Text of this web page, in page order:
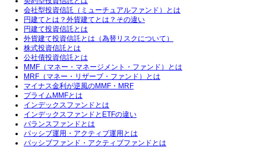
会社型投資信託（ミューチュアルファンド）とは
円建てとは？外貨建てとは？その違い
円建て投資信託とは
外貨建て投資信託とは（為替リスクについて）
株式投資信託とは
公社債投資信託とは
MMF（マネー・マネージメント・ファンド）とは
MRF（マネー・リザーブ・ファンド）とは
マイナス金利が逆風のMMF・MRF
プライムMMFとは
インデックスファンドとは
インデックスファンドとETFの違い
バランスファンドとは
パッシブ運用・アクティブ運用とは
パッシブファンド・アクティブファンドとは